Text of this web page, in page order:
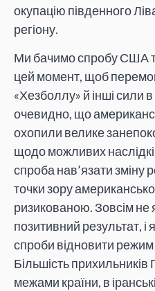
окупацію південного
регіону.
Ми бачимо спробу США
цей момент, щоб
«Хезболлу» й інші сили
очевидно, що
охопили велике
щодо можливих
спроба нав’язати зміну
точки зору
ризикованою. Зовсім не
позитивний результат,
спроби відновити режим
Більшість
межами країни, в